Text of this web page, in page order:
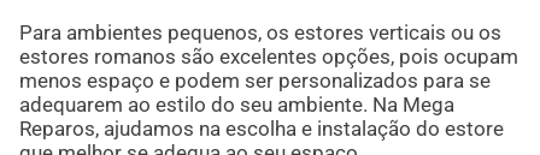
Para ambientes pequenos, os estores verticais ou os
estores romanos são excelentes opções, pois ocupam
menos espaço e podem ser personalizados para se
adequarem ao estilo do seu ambiente. Na Mega
Reparos, ajudamos na escolha e instalação do estore